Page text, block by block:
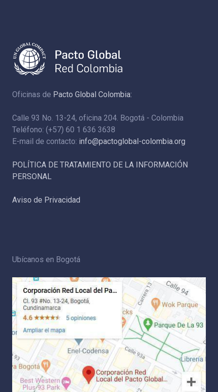
Oficinas de Pacto Global Colombia:
Calle 93 No. 13-24, oficina 204. Bogotá - Colombia
Teléfono: (+57) 60 1 636 3638
E-mail de contacto: info@pactoglobal-colombia.org
POLÍTICA DE TRATAMIENTO DE LA INFORMACIÓN
PERSONAL
Aviso de Privacidad
Ubícanos en Bogotá